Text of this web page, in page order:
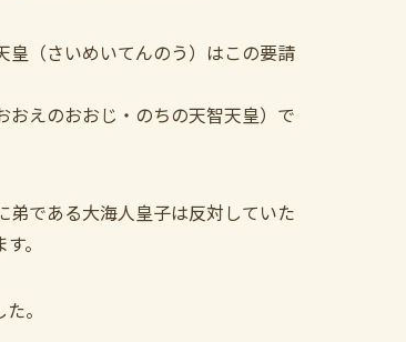
皇（さいめいてんのう）はこの要請
えのおおじ・のちの天智天皇）で
である大海人皇子は反対していた
。
。